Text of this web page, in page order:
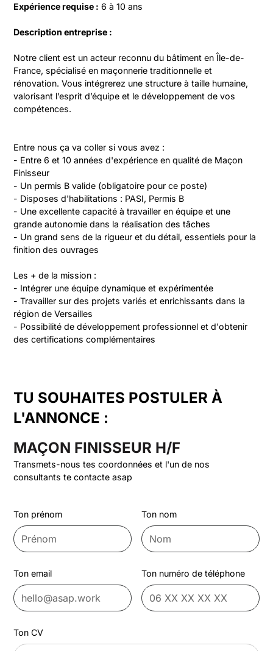
Expérience requise : 6 à 10 ans
Description entreprise :
Notre client est un acteur reconnu du bâtiment en Île-de-
France, spécialisé en maçonnerie traditionnelle et
rénovation. Vous intégrerez une structure à taille humaine,
valorisant l’esprit d’équipe et le développement de vos
compétences.
Entre nous ça va coller si vous avez :
- Entre 6 et 10 années d'expérience en qualité de Maçon
Finisseur
- Un permis B valide (obligatoire pour ce poste)
- Disposes d'habilitations : PASI, Permis B
- Une excellente capacité à travailler en équipe et une
grande autonomie dans la réalisation des tâches
- Un grand sens de la rigueur et du détail, essentiels pour la
finition des ouvrages
Les + de la mission :
- Intégrer une équipe dynamique et expérimentée
- Travailler sur des projets variés et enrichissants dans la
région de Versailles
- Possibilité de développement professionnel et d'obtenir
des certifications complémentaires
TU SOUHAITES POSTULER À
L'ANNONCE :
MAÇON FINISSEUR H/F
Transmets-nous tes coordonnées et l'un de nos
consultants te contacte asap
Ton prénom Ton nom
Ton email Ton numéro de téléphone
Ton CV